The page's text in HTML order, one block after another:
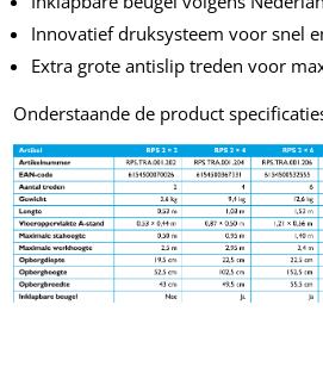
Innovatief druksysteem voor snel
Extra grote antislip treden voor
Onderstaande de product